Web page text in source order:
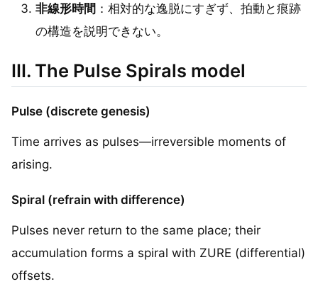
非線形時間 ：相対的な逸脱にすぎず、拍動と痕跡
の構造を説明できない。
III. The Pulse Spirals model
Pulse (discrete genesis)
Time arrives as pulses—irreversible moments of
arising.
Spiral (refrain with difference)
Pulses never return to the same place; their
accumulation forms a spiral with ZURE (differential)
offsets.